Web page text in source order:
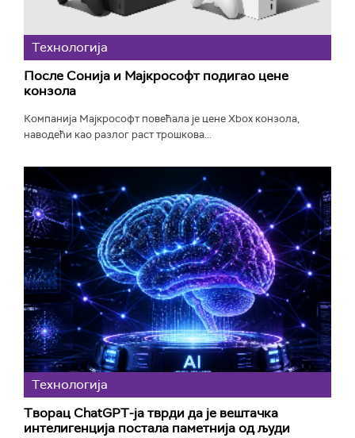
Технологијa
После Сонија и Мајкрософт подигао цене
конзола
Компанија Мајкрософт повећала је цене Xbox конзола,
наводећи као разлог раст трошкова...
Технологијa
Творац ChatGPT-ја тврди да је вештачка
интелигенција постала паметнија од људи